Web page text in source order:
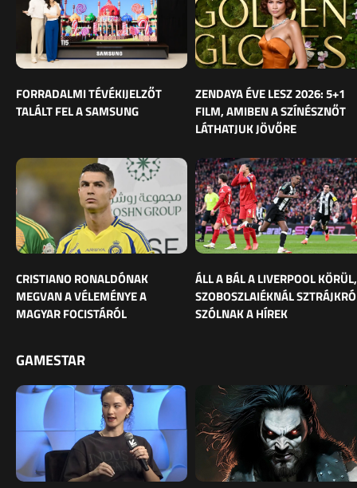
FORRADALMI TÉVÉKIJELZŐT
TALÁLT FEL A SAMSUNG
ZENDAYA ÉVE LESZ 2026: 5+1
FILM, AMIBEN A SZÍNÉSZNŐT
LÁTHATJUK JÖVŐRE
CRISTIANO RONALDÓNAK
MEGVAN A VÉLEMÉNYE A
MAGYAR FOCISTÁRÓL
ÁLL A BÁL A LIVERPOOL KÖRÜL,
SZOBOSZLAIÉKNÁL
SZÓLNAK A HÍREK
GAMESTAR